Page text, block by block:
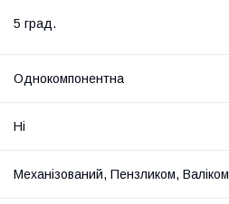
5 град.
Однокомпонентна
Ні
Механізований, Пензликом, Валіком